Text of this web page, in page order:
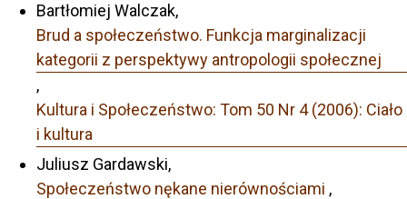
Bartłomiej Walczak,
Brud a społeczeństwo. Funkcja marginalizacji
kategorii z perspektywy antropologii społecznej
,
Kultura i Społeczeństwo: Tom 50 Nr 4 (2006): Ciało
i kultura
Juliusz Gardawski,
Społeczeństwo nękane nierównościami ,